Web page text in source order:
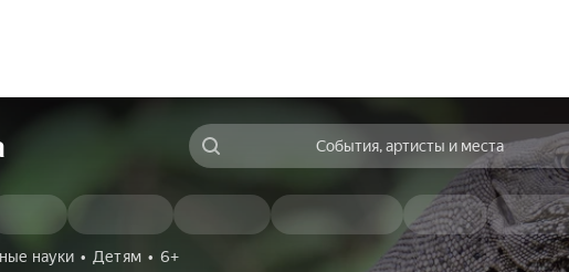
События, артисты и места
науки Детям 6+